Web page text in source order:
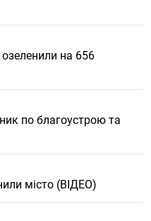
на 656
по благоустрою та
місто (ВІДЕО)